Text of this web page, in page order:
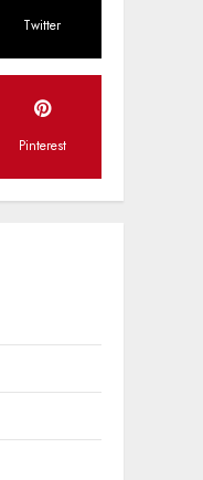
Twitter
Pinterest